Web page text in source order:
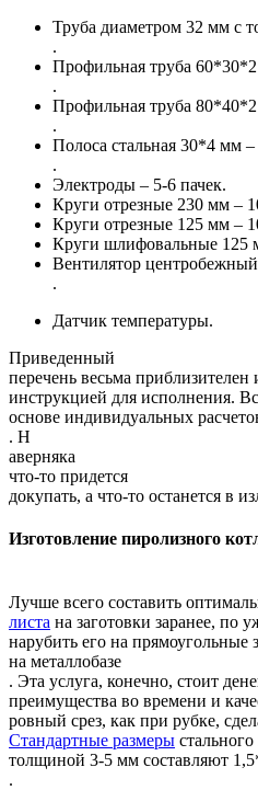
Труба диаметром 32 мм с
.
Профильная труба
.
Профильная труба
.
Полоса стальная 30*4 мм
.
Электроды – 5-6 пачек.
Круги отрезные 230 мм –
Круги отрезные 125 мм –
Круги шлифовальные 125
Вентилятор центробежный
.
Датчик температуры.
Приведенный
перечень весьма приблизителен
инструкцией для исполнения.
основе индивидуальных
. Н
аверняка
что-то придется
докупать, а что-то останется в
Изготовление пиролизного
Лучше всего составить
листа на заготовки заранее, по
нарубить его на прямоугольные
на металлобазе
. Эта услуга, конечно, стоит
преимущества во времени и
ровный срез, как при рубке,
Стандартные размеры
толщиной 3-5 мм составляют
.